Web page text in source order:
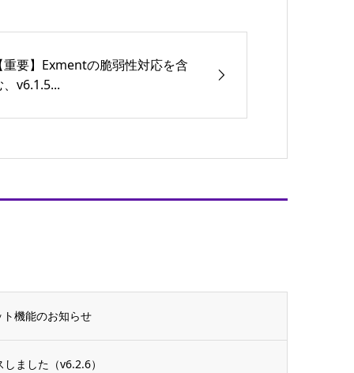
【重要】Exmentの脆弱性対応を含
、v6.1.5...
ト機能のお知らせ
ました（v6.2.6）